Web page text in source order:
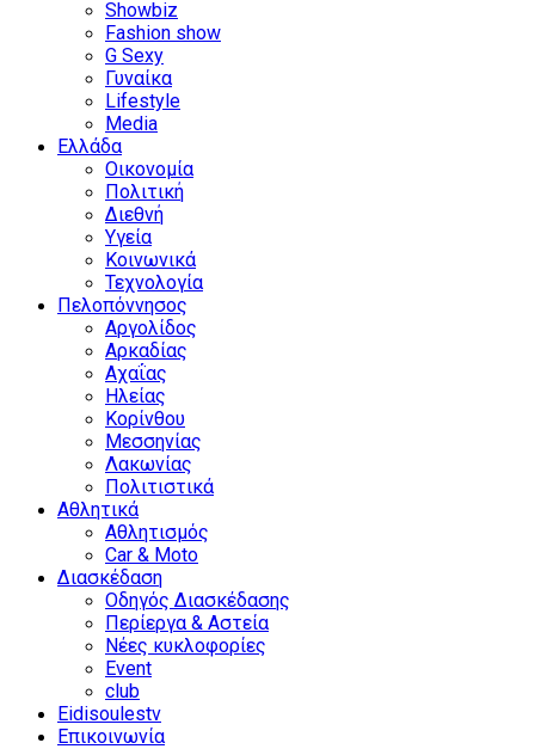
Showbiz
Fashion show
G Sexy
Γυναίκα
Lifestyle
Media
Ελλάδα
Οικονομία
Πολιτική
Διεθνή
Υγεία
Κοινωνικά
Τεχνολογία
Πελοπόννησος
Αργολίδος
Αρκαδίας
Αχαΐας
Ηλείας
Κορίνθου
Μεσσηνίας
Λακωνίας
Πολιτιστικά
Αθλητικά
Αθλητισμός
Car & Moto
Διασκέδαση
Οδηγός Διασκέδασης
Περίεργα & Αστεία
Νέες κυκλοφορίες
Event
club
Eidisoulestv
Επικοινωνία